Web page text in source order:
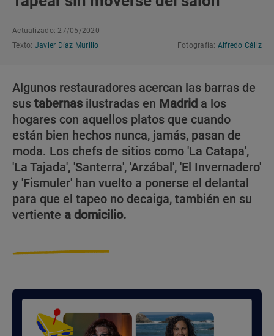
Actualizado: 27/05/2020
Texto: Javier Díaz Murillo Fotografía: Alfredo Cáliz
Algunos restauradores acercan las barras de
sus tabernasilustradas en Madrid a los
hogares con aquellos platos que cuando
están bien hechos nunca, jamás, pasan de
moda. Los chefs de sitios como 'La Catapa',
'La Tajada', 'Santerra', 'Arzábal', 'El Invernadero'
y 'Fismuler' han vuelto a ponerse el delantal
para que el tapeo no decaiga, también en su
vertiente a domicilio.